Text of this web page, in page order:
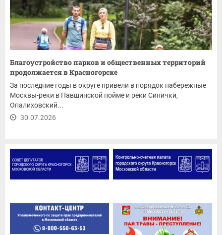
Благоустройство парков и общественных территорий
продолжается в Красногорске
За последние годы в округе привели в порядок набережные
Москвы-реки в Павшинской пойме и реки Синички,
Опалиховский...
30.07.2026